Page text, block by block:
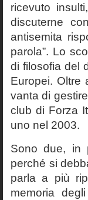
ricevuto
discuterne
antisemita
parola”. Lo
di filosofia del
Europei. Oltre
vanta di
club di Forza
uno nel 2003.
Sono due, in
perché si
parla a più
memoria